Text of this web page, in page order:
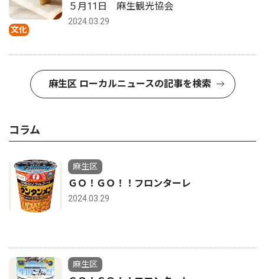
文化
５月11日 麻生観光協会
2024.03.29
麻生区 ローカルニュースの記事を検索
コラム
麻生区
ＧＯ！ＧＯ！！フロンターレ
2024.03.29
麻生区